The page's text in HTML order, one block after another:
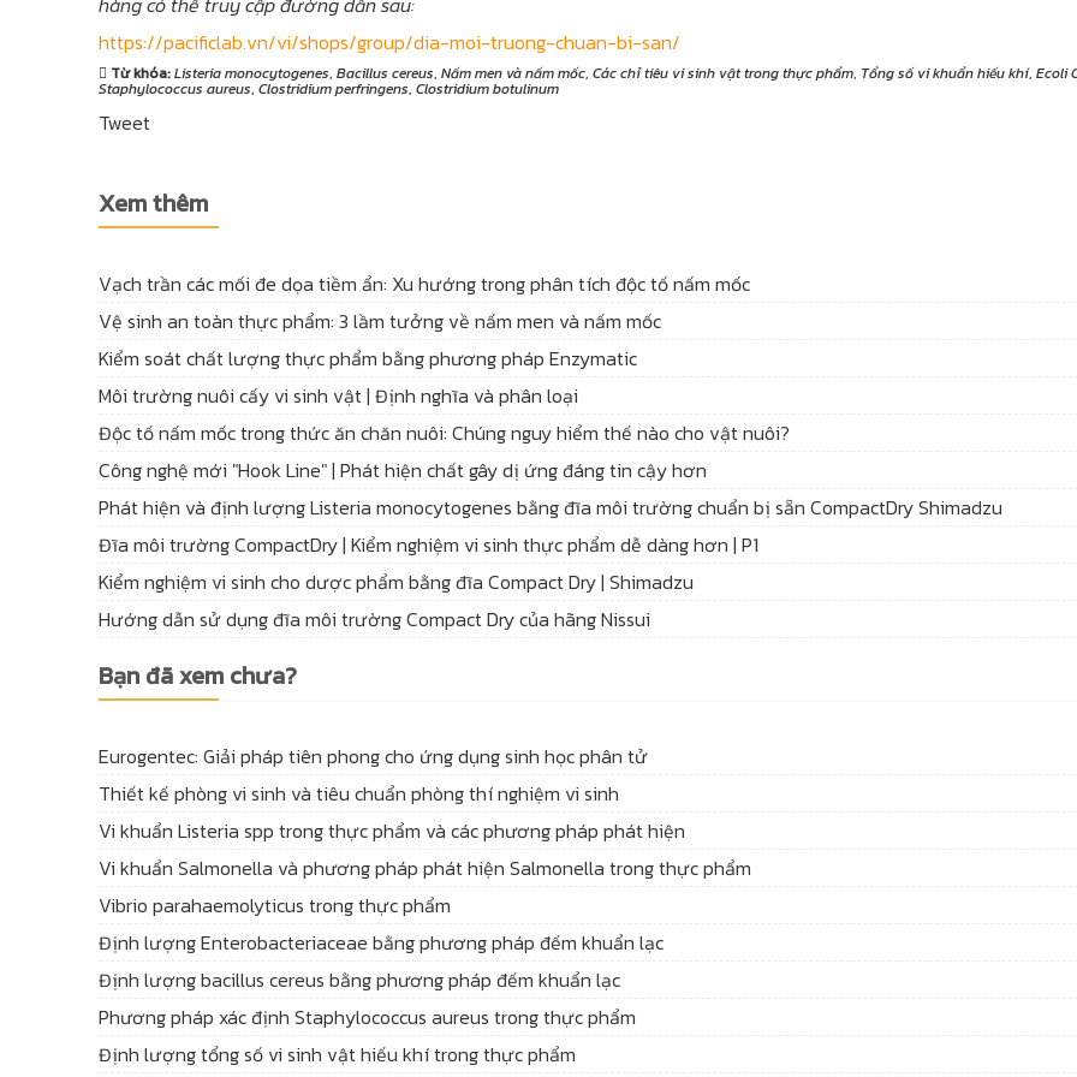
https://pacificlab.vn/vi/shops/group/dia-moi-truong-chuan-bi-san/
Từ khóa:Listeria monocytogenes, Bacillus cereus, Nấm men và nấm mốc, Các chỉ tiêu vi sinh vật trong thực phẩm, Tổng số vi khuẩn hiếu khí, Ecoli
Staphylococcus aureus, Clostridium perfringens, Clostridium botulinum
Tweet
Xem thêm
Vạch trần các mối đe dọa tiềm ẩn: Xu hướng trong phân tích độc tố nấm mốc
Vệ sinh an toàn thực phẩm: 3 lầm tưởng về nấm men và nấm mốc
Kiểm soát chất lượng thực phẩm bằng phương pháp Enzymatic
Môi trường nuôi cấy vi sinh vật | Định nghĩa và phân loại
Độc tố nấm mốc trong thức ăn chăn nuôi: Chúng nguy hiểm thế nào cho vật nuôi?
Công nghệ mới "Hook Line" | Phát hiện chất gây dị ứng đáng tin cậy hơn
Phát hiện và định lượng Listeria monocytogenes bằng đĩa môi trường chuẩn bị sẵn CompactDry Shimadzu
Đĩa môi trường CompactDry | Kiểm nghiệm vi sinh thực phẩm dễ dàng hơn | P1
Kiểm nghiệm vi sinh cho dược phẩm bằng đĩa Compact Dry | Shimadzu
Hướng dẫn sử dụng đĩa môi trường Compact Dry của hãng Nissui
Bạn đã xem chưa?
Eurogentec: Giải pháp tiên phong cho ứng dụng sinh học phân tử
Thiết kế phòng vi sinh và tiêu chuẩn phòng thí nghiệm vi sinh
Vi khuẩn Listeria spp trong thực phẩm và các phương pháp phát hiện
Vi khuẩn Salmonella và phương pháp phát hiện Salmonella trong thực phẩm
Vibrio parahaemolyticus trong thực phẩm
Định lượng Enterobacteriaceae bằng phương pháp đếm khuẩn lạc
Định lượng bacillus cereus bằng phương pháp đếm khuẩn lạc
Phương pháp xác định Staphylococcus aureus trong thực phẩm
Định lượng tổng số vi sinh vật hiếu khí trong thực phẩm